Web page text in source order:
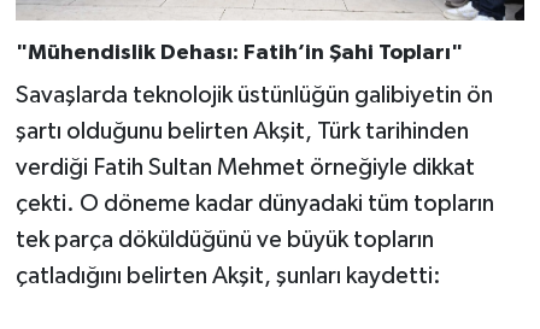
"Mühendislik Dehası: Fatih’in Şahi Topları"
Savaşlarda teknolojik üstünlüğün galibiyetin ön
şartı olduğunu belirten Akşit, Türk tarihinden
verdiği Fatih Sultan Mehmet örneğiyle dikkat
çekti. O döneme kadar dünyadaki tüm topların
tek parça döküldüğünü ve büyük topların
çatladığını belirten Akşit, şunları kaydetti: